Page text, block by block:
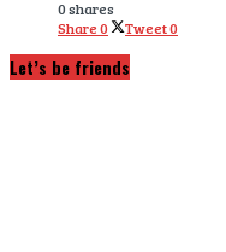
0 shares
Share0 Tweet0
Let’s be friends